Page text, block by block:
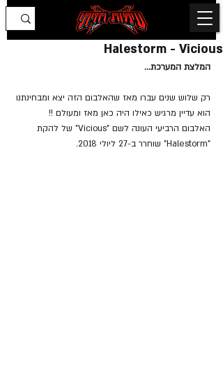
Halestorm - Vicious
המלצת המערכת...
רק שלוש שנים עברו מאז שהאלבום הזה יצא ומבחינתנו
הוא עדיין מרגיש כאילו היה כאן מאז ומעולם !!
האלבום הרביעי העונה לשם "Vicious" של להקת
"Halestorm" שוחרר ב-27 ליולי 2018.